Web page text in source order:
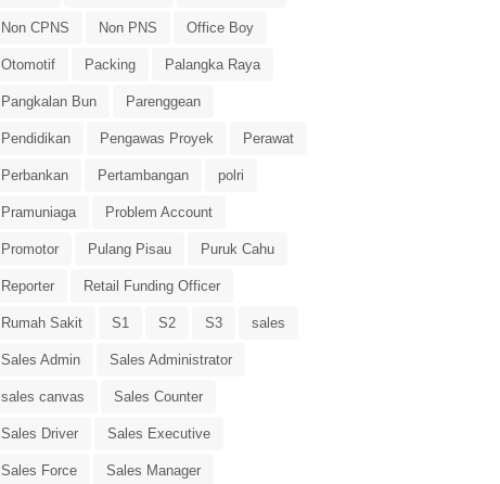
Non CPNS Non PNS Office Boy
Otomotif Packing Palangka Raya
Pangkalan Bun Parenggean
Pendidikan Pengawas Proyek Perawat
Perbankan Pertambangan polri
Pramuniaga Problem Account
Promotor Pulang Pisau Puruk Cahu
Reporter Retail Funding Officer
Rumah Sakit S1 S2 S3 sales
Sales Admin Sales Administrator
sales canvas Sales Counter
Sales Driver Sales Executive
Sales Force Sales Manager